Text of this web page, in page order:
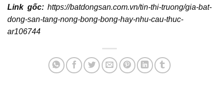
Link gốc:https://batdongsan.com.vn/tin-thi-truong/gia-bat-
dong-san-tang-nong-bong-bong-hay-nhu-cau-thuc-
ar106744